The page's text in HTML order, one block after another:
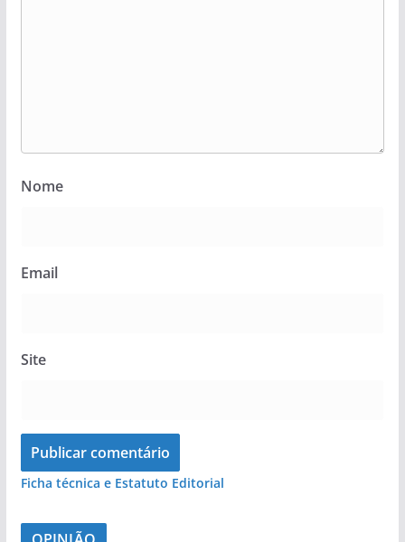
Nome
Email
Site
Ficha técnica e Estatuto Editorial